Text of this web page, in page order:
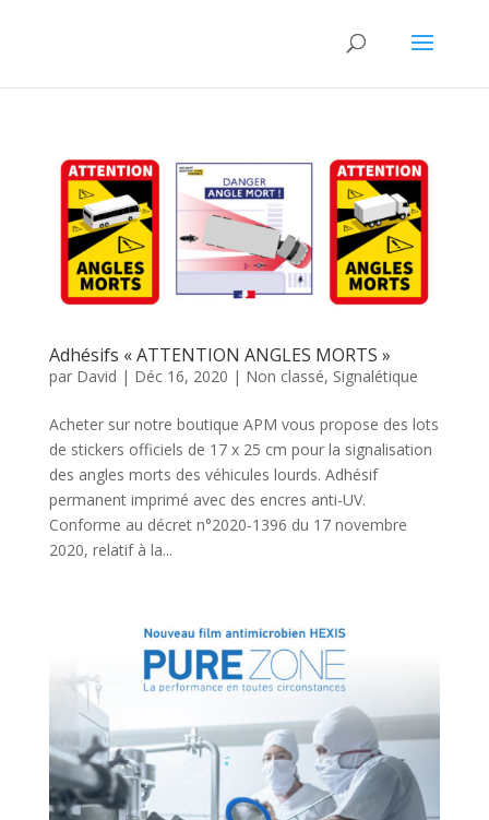
Adhésifs « ATTENTION ANGLES MORTS »
par David | Déc 16, 2020 | Non classé, Signalétique
Acheter sur notre boutique APM vous propose des lots
de stickers officiels de 17 x 25 cm pour la signalisation
des angles morts des véhicules lourds. Adhésif
permanent imprimé avec des encres anti-UV.
Conforme au décret n°2020-1396 du 17 novembre
2020, relatif à la...